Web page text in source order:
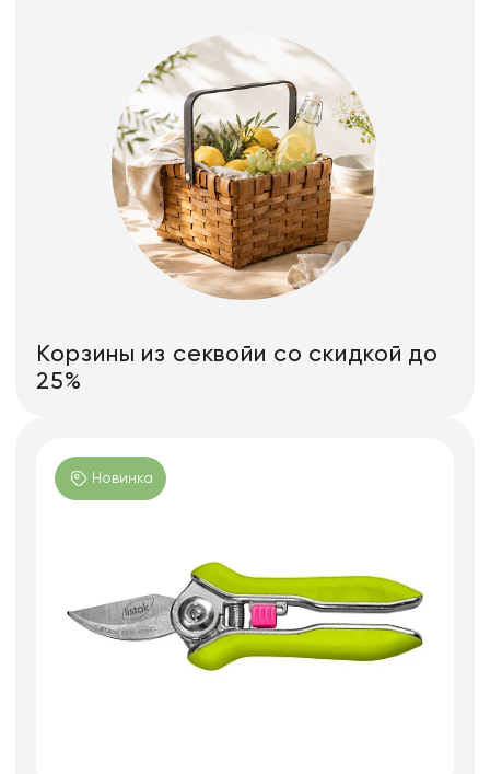
Корзины из секвойи со скидкой до
25%
Новинка